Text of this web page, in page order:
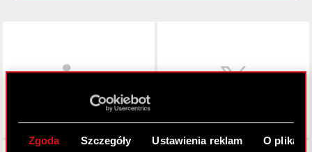
Zgoda Szczegóły Ustawienia reklam O